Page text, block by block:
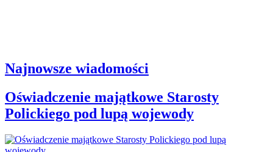
Najnowsze wiadomości
Oświadczenie majątkowe Starosty
Polickiego pod lupą wojewody